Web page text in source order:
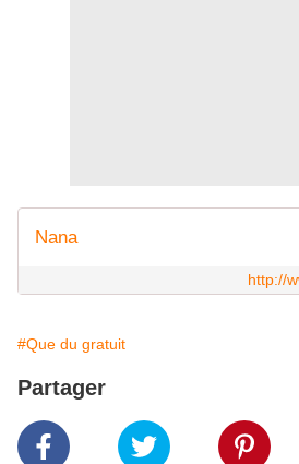
Nana
http://
#Que du gratuit
Partager